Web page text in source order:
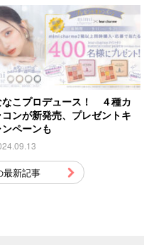
なこプロデュース！ ４種カ
コンが新発売、プレゼントキ
ンペーンも
最新記事